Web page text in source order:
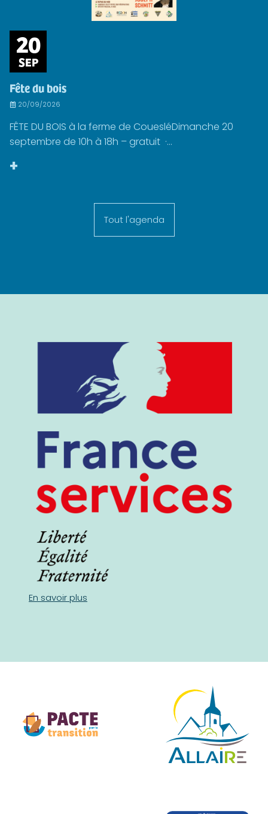
20
SEP
Fête du bois
20/09/2026
FÊTE DU BOIS à la ferme de CouesléDimanche 20
septembre de 10h à 18h – gratuit ·...
+
Tout l'agenda
En savoir plus